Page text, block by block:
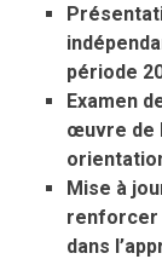
période
Examen
œuvre de
Mise à
renforcer
dans